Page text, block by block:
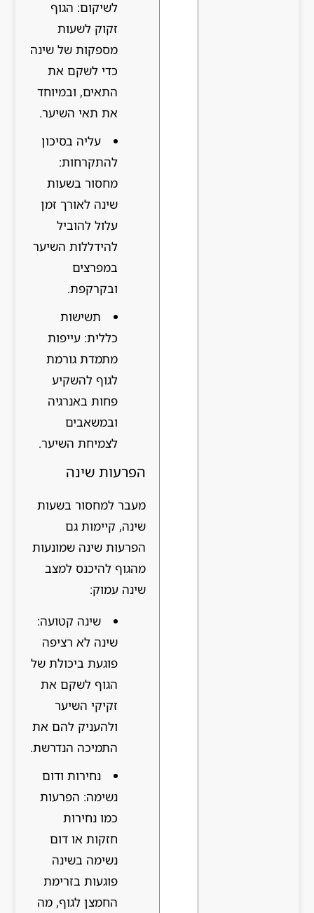
לשיקום: הגוף
זקוק לשעות
מספקות של שינה
כדי לשקם את
התאים, ובמיוחד
את תאי השיער.
עליה בסיכון
להתקרחות:
מחסור בשעות
שינה לאורך זמן
עלול להוביל
להידללות השיער
במפרצים
ובקרקפת.
תשישות
כללית: עייפות
מתמדת גורמת
לגוף להשקיע
פחות באנרגיה
ובמשאבים
לצמיחת השיער.
הפרעות שינה
מעבר למחסור בשעות
שינה, קיימות גם
הפרעות שינה שמונעות
מהגוף להיכנס למצב
שינה עמוק:
שינה קטועה:
שינה לא רציפה
פוגעת ביכולת של
הגוף לשקם את
זקיקי השיער
ולהעניק להם את
התמיכה הנדרשת.
נחירות ודום
נשימה: הפרעות
כמו נחירות
חזקות או דום
נשימה בשינה
פוגעות בזרימת
החמצן לגוף, מה